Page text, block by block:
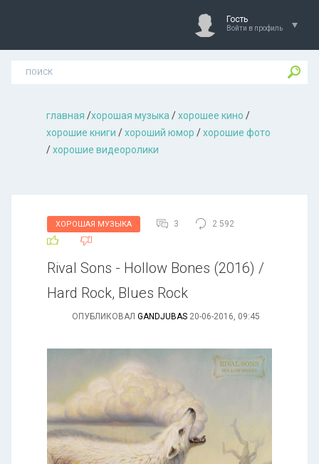
Гость
Войти в профиль
главная /хорошая музыкa /хорошее кино /
хорошие книги /хороший юмор /хорошие фото
/хорошие видеоролики
ХОРОШАЯ МУЗЫКА 3 2 592
Rival Sons - Hollow Bones (2016) /
Hard Rock, Blues Rock
ОПУБЛИКОВАЛ GANDJUBAS 20-06-2016, 09:45